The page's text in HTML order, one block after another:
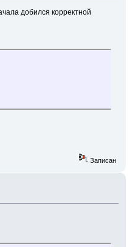
добился корректной
Записан